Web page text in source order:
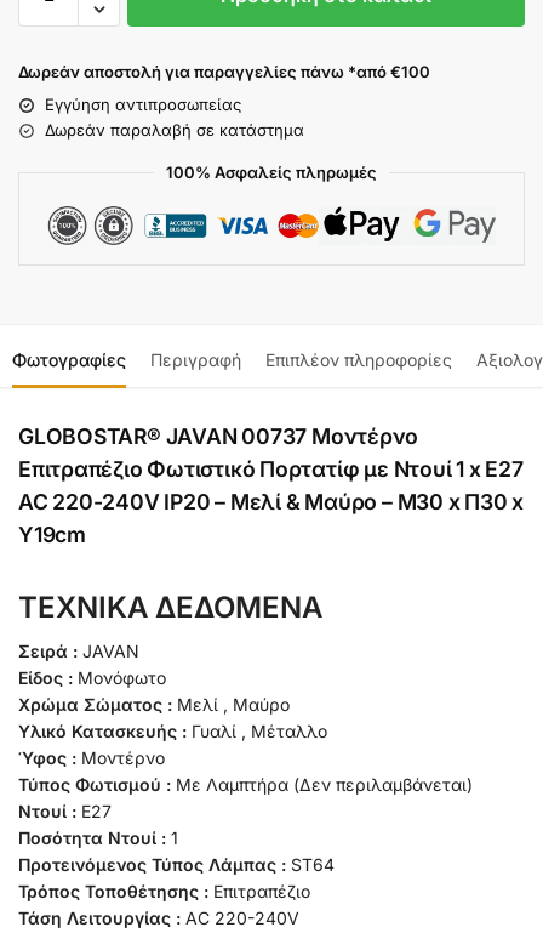
Δωρεάν αποστολή για παραγγελίες πάνω *από €100
Εγγύηση αντιπροσωπείας
Δωρεάν παραλαβή σε κατάστημα
100% Ασφαλείς πληρωμές
Φωτογραφίες Περιγραφή Επιπλέον πληροφορίες
GLOBOSTAR® JAVAN 00737 Μοντέρνο
Επιτραπέζιο Φωτιστικό Πορτατίφ με Ντουί 1 x E27
AC 220-240V IP20 – Μελί & Μαύρο – Μ30 x Π30 x
Y19cm
ΤΕΧΝΙΚΑ ΔΕΔΟΜΕΝΑ
Σειρά : JAVAN
Είδος : Μονόφωτο
Χρώμα Σώματος : Μελί , Μαύρο
Υλικό Κατασκευής : Γυαλί , Μέταλλο
Ύφος : Μοντέρνο
Τύπος Φωτισμού : Με Λαμπτήρα (Δεν περιλαμβάνεται)
Ντουί : E27
Ποσότητα Ντουί : 1
Προτεινόμενος Τύπος Λάμπας : ST64
Τρόπος Τοποθέτησης : Επιτραπέζιο
Τάση Λειτουργίας : AC 220-240V